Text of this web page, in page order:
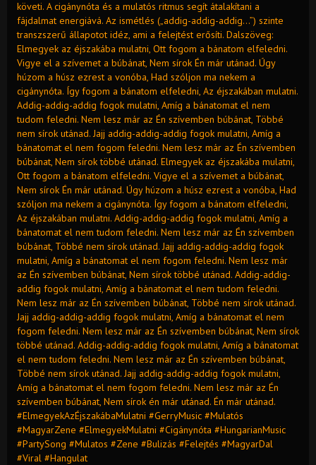
követi. A cigánynóta és a mulatós ritmus segít átalakítani a
fájdalmat energiává. Az ismétlés („addig-addig-addig…”) szinte
transzszerű állapotot idéz, ami a felejtést erősíti. Dalszöveg:
Elmegyek az éjszakába mulatni, Ott fogom a bánatom elfeledni.
Vigye el a szívemet a búbánat, Nem sírok Én már utánad. Úgy
húzom a húsz ezrest a vonóba, Had szóljon ma nekem a
cigánynóta. Így fogom a bánatom elfeledni, Az éjszakában mulatni.
Addig-addig-addig fogok mulatni, Amíg a bánatomat el nem
tudom feledni. Nem lesz már az Én szívemben búbánat, Többé
nem sírok utánad. Jajj addig-addig-addig fogok mulatni, Amíg a
bánatomat el nem fogom feledni. Nem lesz már az Én szívemben
búbánat, Nem sírok többé utánad. Elmegyek az éjszakába mulatni,
Ott fogom a bánatom elfeledni. Vigye el a szívemet a búbánat,
Nem sírok Én már utánad. Úgy húzom a húsz ezrest a vonóba, Had
szóljon ma nekem a cigánynóta. Így fogom a bánatom elfeledni,
Az éjszakában mulatni. Addig-addig-addig fogok mulatni, Amíg a
bánatomat el nem tudom feledni. Nem lesz már az Én szívemben
búbánat, Többé nem sírok utánad. Jajj addig-addig-addig fogok
mulatni, Amíg a bánatomat el nem fogom feledni. Nem lesz már
az Én szívemben búbánat, Nem sírok többé utánad. Addig-addig-
addig fogok mulatni, Amíg a bánatomat el nem tudom feledni.
Nem lesz már az Én szívemben búbánat, Többé nem sírok utánad.
Jajj addig-addig-addig fogok mulatni, Amíg a bánatomat el nem
fogom feledni. Nem lesz már az Én szívemben búbánat, Nem sírok
többé utánad. Addig-addig-addig fogok mulatni, Amíg a bánatomat
el nem tudom feledni. Nem lesz már az Én szívemben búbánat,
Többé nem sírok utánad. Jajj addig-addig-addig fogok mulatni,
Amíg a bánatomat el nem fogom feledni. Nem lesz már az Én
szívemben búbánat, Nem sírok én már utánad. Én már utánad.
#ElmegyekAzÉjszakábaMulatni #GerryMusic #Mulatós
#MagyarZene #ElmegyekMulatni #Cigánynóta #HungarianMusic
#PartySong #Mulatos #Zene #Bulizás #Felejtés #MagyarDal
#Viral #Hangulat